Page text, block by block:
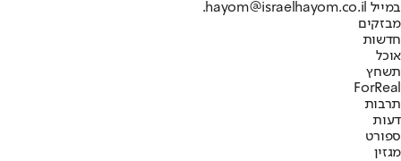
במייל hayom@israelhayom.co.il.
מבזקים
חדשות
אוכל
תשחץ
ForReal
תרבות
דעות
ספורט
מגזין